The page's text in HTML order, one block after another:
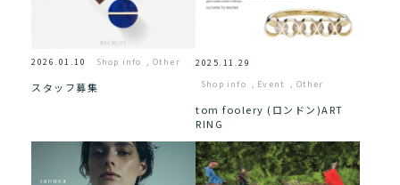
2026.01.10 Shop info , Other
スタッフ募集
2025.11.29
Shop info
, Event , Other
tom foolery (ロンドン)ART
RING